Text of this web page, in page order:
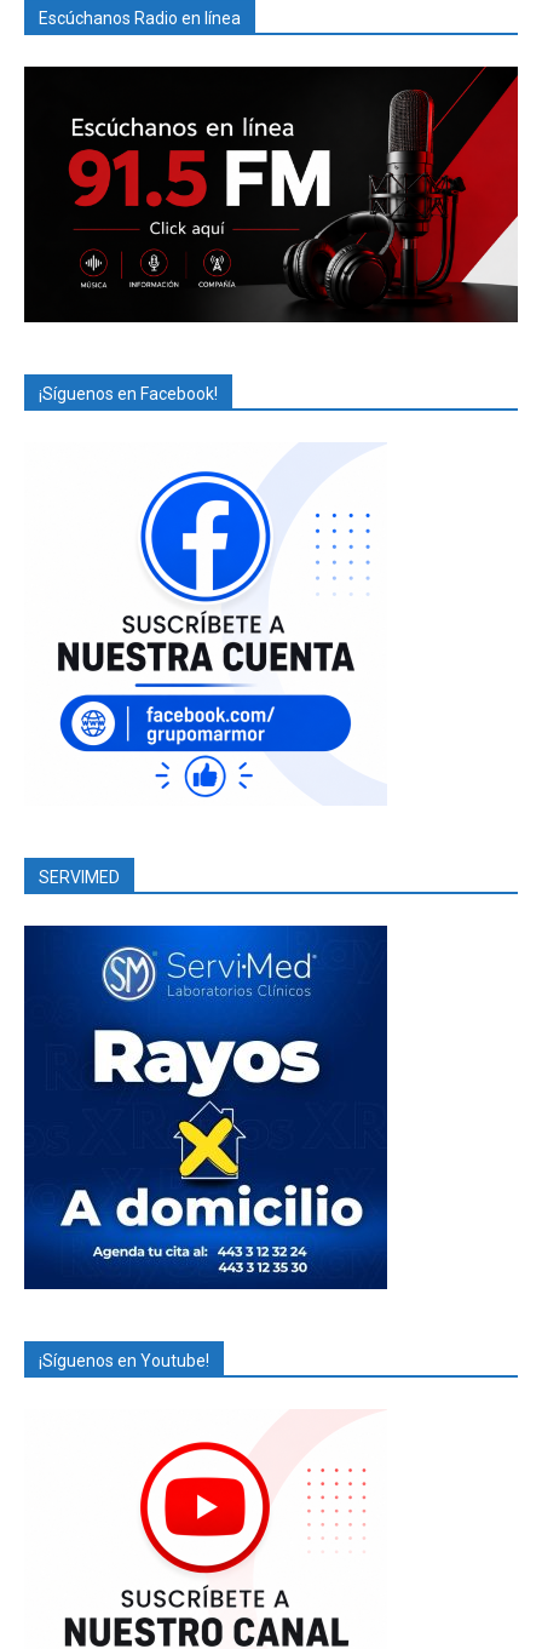
Escúchanos Radio en línea
¡Síguenos en Facebook!
SERVIMED
¡Síguenos en Youtube!